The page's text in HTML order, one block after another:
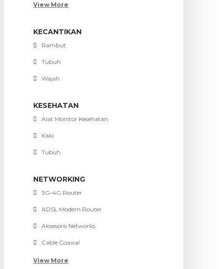
View More
KECANTIKAN
Rambut
Tubuh
Wajah
KESEHATAN
Alat Monitor Kesehatan
Kaki
Tubuh
NETWORKING
3G-4G Router
ADSL Modem Router
Aksesoris Networks
Cable Coaxial
View More